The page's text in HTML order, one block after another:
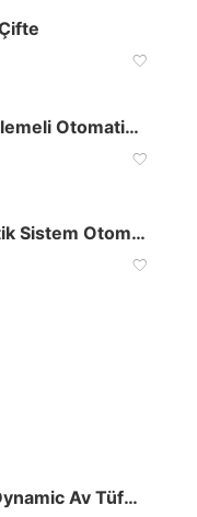
Maraton Özel İşlemeli Otomatik Av Tüfeği 2. El
Kral Arms Kinetik Sistem Otomatik Av Tüfeği 2.El
Hatsan Escort Dynamic Av Tüfeği